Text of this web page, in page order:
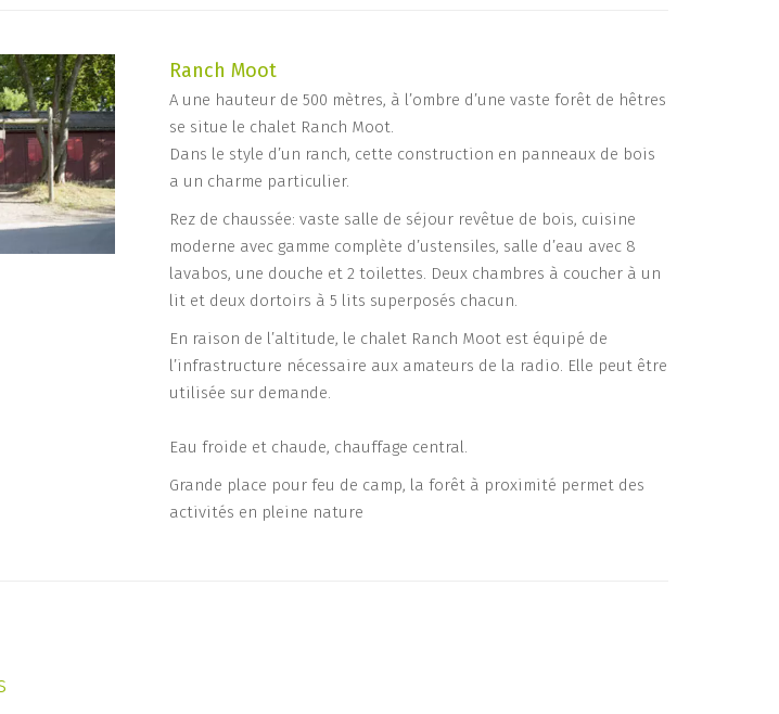
Ranch Moot
A une hauteur de 500 mètres, à l’ombre d’une vaste forêt de hêtres
se situe le chalet Ranch Moot.
Dans le style d’un ranch, cette construction en panneaux de bois
a un charme particulier.
Rez de chaussée: vaste salle de séjour revêtue de bois, cuisine
moderne avec gamme complète d’ustensiles, salle d’eau avec 8
lavabos, une douche et 2 toilettes. Deux chambres à coucher à un
lit et deux dortoirs à 5 lits superposés chacun.
En raison de l’altitude, le chalet Ranch Moot est équipé de
l’infrastructure nécessaire aux amateurs de la radio. Elle peut être
utilisée sur demande.
Eau froide et chaude, chauffage central.
Grande place pour feu de camp, la forêt à proximité permet des
activités en pleine nature